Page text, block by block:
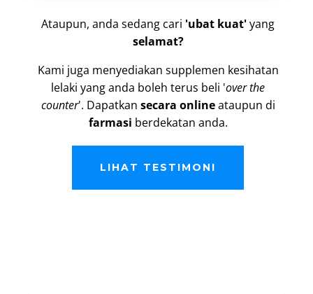
Ataupun, anda sedang cari 'ubat kuat'yang
selamat?
Kami juga menyediakan supplemen kesihatan
lelaki yang anda boleh terus beli 'over the
counter'. Dapatkan secara onlineataupun di
farmasi berdekatan anda.
LIHAT TESTIMONI